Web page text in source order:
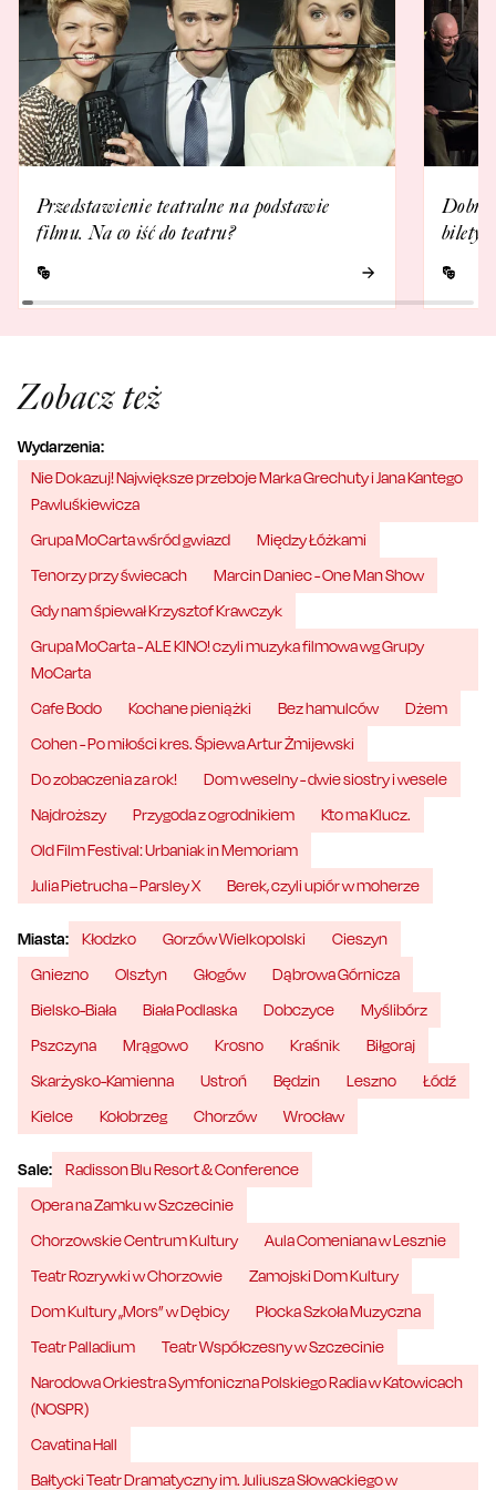
Przedstawienie teatralne na podstawie
filmu. Na co iść do teatru?
bilety
Zobacz też
Wydarzenia:
Nie Dokazuj! Największe przeboje Marka Grechuty i Jana Kantego
Pawluśkiewicza
Grupa MoCarta wśród gwiazd
Między Łóżkami
Tenorzy przy świecach
Marcin Daniec - One Man Show
Gdy nam śpiewał Krzysztof Krawczyk
Grupa MoCarta - ALE KINO! czyli muzyka filmowa wg Grupy
MoCarta
Cafe Bodo
Kochane pieniążki Bez hamulców
Dżem
Cohen - Po miłości kres. Śpiewa Artur Żmijewski
Do zobaczenia za rok!
Dom weselny - dwie siostry i wesele
Najdroższy
Przygoda z ogrodnikiem
Kto ma Klucz.
Old Film Festival: Urbaniak in Memoriam
Julia Pietrucha – Parsley X
Berek, czyli upiór w moherze
Miasta: Kłodzko Gorzów Wielkopolski
Cieszyn
Gniezno
Olsztyn Głogów
Dąbrowa Górnicza
Bielsko-Biała
Biała Podlaska Dobczyce
Myślibórz
Pszczyna
Mrągowo Krosno Kraśnik
Biłgoraj
Skarżysko-Kamienna
Ustroń Będzin Leszno
Łódź
Kielce
Kołobrzeg Chorzów Wrocław
Sale:
Radisson Blu Resort & Conference
Opera na Zamku w Szczecinie
Chorzowskie Centrum Kultury
Aula Comeniana w Lesznie
Teatr Rozrywki w Chorzowie
Zamojski Dom Kultury
Dom Kultury „Mors” w Dębicy
Płocka Szkoła Muzyczna
Teatr Palladium
Teatr Współczesny w Szczecinie
Narodowa Orkiestra Symfoniczna Polskiego Radia w Katowicach
(NOSPR)
Cavatina Hall
Bałtycki Teatr Dramatyczny im. Juliusza Słowackiego w